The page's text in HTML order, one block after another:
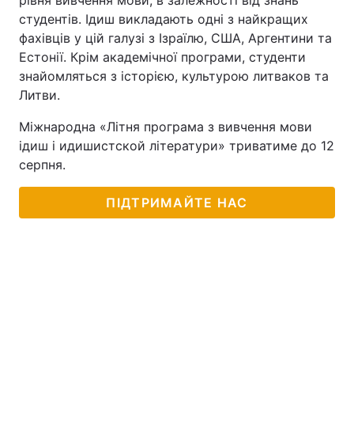
студентів. Ідиш викладають одні з найкращих
фахівців у цій галузі з Ізраїлю, США, Аргентини та
Естонії. Крім академічної програми, студенти
знайомляться з історією, культурою литваков та
Литви.
Міжнародна «Літня програма з вивчення мови
ідиш і идишистской літератури» триватиме до 12
серпня.
ПІДТРИМАЙТЕ НАС